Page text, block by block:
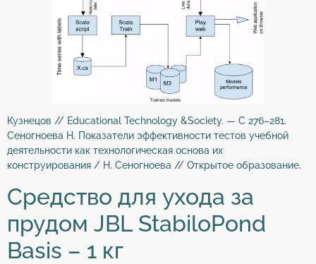
Кузнецов // Educational Technology &Society. — С 276–281.
Сеногноева Н. Показатели эффективности тестов учебной
деятельности как технологическая основа их
конструирования / Н. Сеногноева // Открытое образование.
Средство для ухода за
прудом JBL StabiloPond
Basis – 1 кг